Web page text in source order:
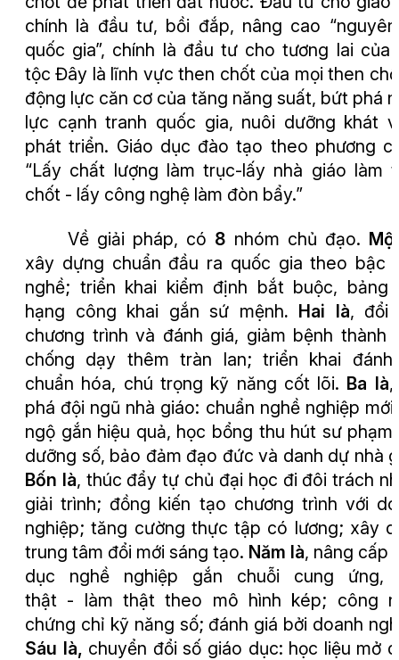
chính là đầu tư, bồi đắp, nâng cao
quốc gia”, chính là đầu tư cho tương lai của
tộc Đây là lĩnh vực then chốt của mọi then
động lực căn cơ của tăng năng suất, bứt phá
lực cạnh tranh quốc gia, nuôi dưỡng khát
phát triển. Giáo dục đào tạo theo phương
“Lấy chất lượng làm trục-lấy nhà giáo làm
chốt - lấy công nghệ làm đòn bẩy.”
Về giải pháp, có 8 nhóm chủ đạo.
xây dựng chuẩn đầu ra quốc gia theo bậc
nghề; triển khai kiểm định bắt buộc, bảng
hạng công khai gắn sứ mệnh. Hai là, đổi
chương trình và đánh giá, giảm bệnh thành
chống dạy thêm tràn lan; triển khai đánh
chuẩn hóa, chú trọng kỹ năng cốt lõi. Ba là,
phá đội ngũ nhà giáo: chuẩn nghề nghiệp
ngộ gắn hiệu quả, học bổng thu hút sư
dưỡng số, bảo đảm đạo đức và danh dự nhà
Bốn là, thúc đẩy tự chủ đại học đi đôi trách
giải trình; đồng kiến tạo chương trình với
nghiệp; tăng cường thực tập có lương; xây
trung tâm đổi mới sáng tạo. Năm là, nâng cấp
dục nghề nghiệp gắn chuỗi cung ứng,
thật - làm thật theo mô hình kép; công
chứng chỉ kỹ năng số; đánh giá bởi doanh
Sáu là, chuyển đổi số giáo dục: học liệu mở